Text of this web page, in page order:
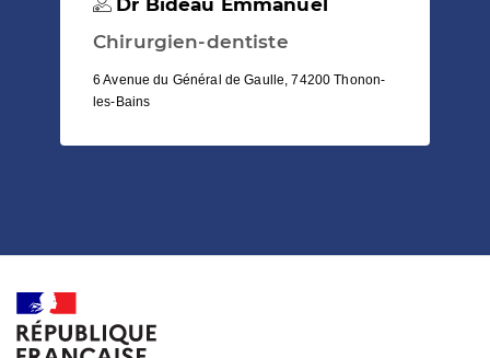
Chirurgien-dentiste
6 Avenue du Général de Gaulle, 74200 Thonon-
les-Bains